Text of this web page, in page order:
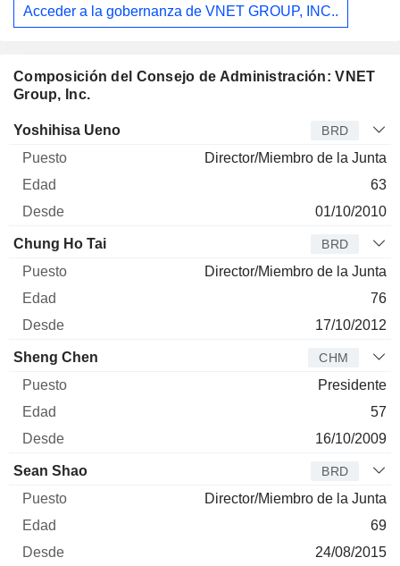
Acceder a la gobernanza de VNET GROUP, INC..
Composición del Consejo de Administración: VNET
Group, Inc.
Administrador Puesto
Yoshihisa Ueno BRD
Director/Miembro de la Junta
63
01/10/2010
Chung Ho Tai BRD
Director/Miembro de la Junta
76
17/10/2012
Sheng Chen CHM
Presidente
57
16/10/2009
Sean Shao BRD
Director/Miembro de la Junta
69
24/08/2015